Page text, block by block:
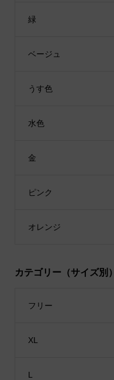
緑
ベージュ
うす色
水色
金
ピンク
オレンジ
カテゴリー（サイズ別）
フリー
XL
L